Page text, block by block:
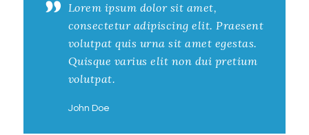
Lorem ipsum dolor sit amet,
consectetur adipiscing elit. Praesent
volutpat quis urna sit amet egestas.
Quisque varius elit non dui pretium
volutpat.
John Doe